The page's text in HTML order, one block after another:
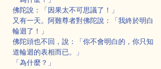
佛陀說：「因果太不可思議了！」
又有一天。阿難尊者對佛陀說：「我終於明白
輪迴了！」
佛陀頭也不回，說：「你不會明白的，你只知
道輪迴的表相而已。」
「為什麼？」